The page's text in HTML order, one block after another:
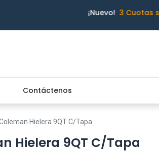
¡Nuevo! 3 Cuotas
Contáctenos
Hielera 9QT C/Tapa
Hielera 9QT C/Tapa